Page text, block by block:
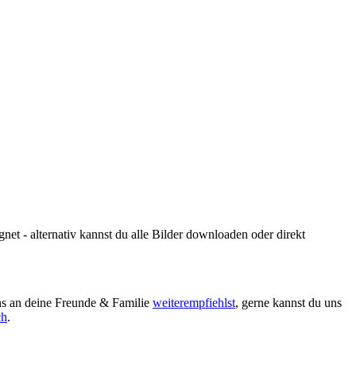
- alternativ kannst du alle Bilder downloaden oder direkt
an deine Freunde & Familie weiterempfiehlst, gerne kannst du uns
.